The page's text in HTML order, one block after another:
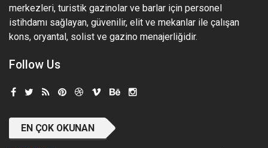
merkezleri, turistik gazinolar ve barlar için personel
istihdamı sağlayan, güvenilir, elit ve mekanlar ile çalışan
kons, oryantal, solist ve gazino menajerliğidir.
Follow Us
EN ÇOK OKUNAN